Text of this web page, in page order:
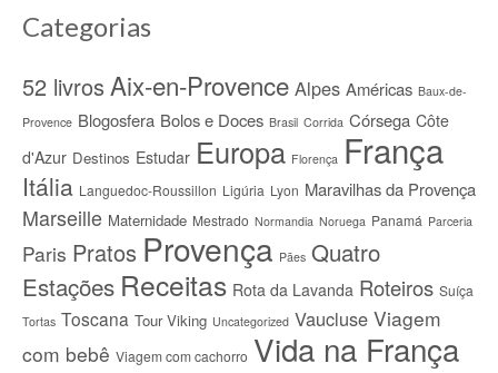
Categorias
52 livros Aix-en-Provence Alpes Américas Baux-de-
Provence Blogosfera Bolos e Doces Brasil Corrida Córsega Côte
d'Azur Destinos Estudar Europa Florença França
Itália Languedoc-Roussillon Ligúria Lyon Maravilhas da Provença
Marseille Maternidade Mestrado Normandia Noruega Panamá Parceria
Paris Pratos Provença Pães Quatro
Estações Receitas Rota da Lavanda Roteiros Suíça
Tortas Toscana Tour Viking Uncategorized Vaucluse Viagem
com bebê Viagem com cachorro Vida na França